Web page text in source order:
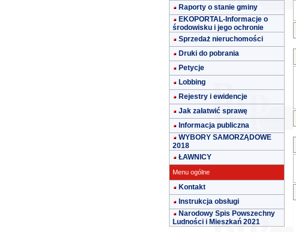
Raporty o stanie gminy
EKOPORTAL-Informacje o
środowisku i jego ochronie
Sprzedaż nieruchomości
Druki do pobrania
Petycje
Lobbing
Rejestry i ewidencje
Jak załatwić sprawę
Informacja publiczna
WYBORY SAMORZĄDOWE
2018
ŁAWNICY
Menu ogólne
Kontakt
Instrukcja obsługi
Narodowy Spis Powszechny
Ludności i Mieszkań 2021